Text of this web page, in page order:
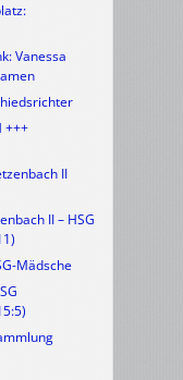
Vanessa
+++
II
II – HSG
Mädsche